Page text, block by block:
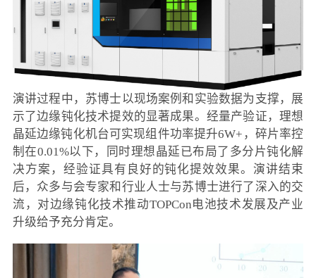
演讲过程中，苏博士以现场案例和实验数据为支撑，展
示了边缘钝化技术提效的显著成果。经量产验证，理想
晶延边缘钝化机台可实现组件功率提升6W+，碎片率控
制在0.01%以下，同时理想晶延已布局了多分片钝化解
决方案，经验证具有良好的钝化提效效果。演讲结束
后，众多与会专家和行业人士与苏博士进行了深入的交
流，对边缘钝化技术推动TOPCon电池技术发展及产业
升级给予充分肯定。